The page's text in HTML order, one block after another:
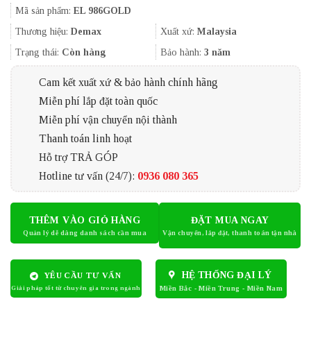
35.990.000₫.là:
Mã sản phẩm: EL 986GOLD
Thương hiệu: Demax Xuất xứ: Malaysia
Trạng thái: Còn hàng Bảo hành: 3 năm
Cam kết xuất xứ & bảo hành chính hãng
Miễn phí lắp đặt toàn quốc
Miễn phí vận chuyển nội thành
Thanh toán linh hoạt
Hỗ trợ TRẢ GÓP
Hotline tư vấn (24/7): 0936 080 365
THÊM VÀO GIỎ HÀNG ĐẶT MUA NGAY
YÊU CẦU TƯ VẤN HỆ THỐNG ĐẠI LÝ